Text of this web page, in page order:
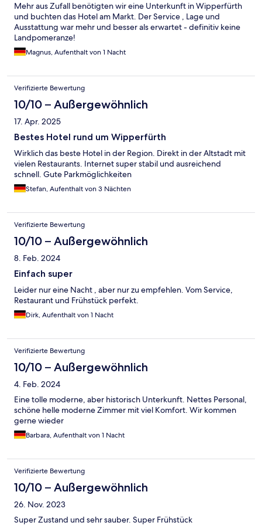
Mehr aus Zufall benötigten wir eine Unterkunft in Wipperfürth
und buchten das Hotel am Markt. Der Service , Lage und
Ausstattung war mehr und besser als erwartet - definitiv keine
Landpomeranze!
Magnus, Aufenthalt von 1 Nacht
Verifizierte Bewertung
10/10 – Außergewöhnlich
17. Apr. 2025
Bestes Hotel rund um Wipperfürth
Wirklich das beste Hotel in der Region. Direkt in der Altstadt mit
vielen Restaurants. Internet super stabil und ausreichend
schnell. Gute Parkmöglichkeiten
Stefan, Aufenthalt von 3 Nächten
Verifizierte Bewertung
10/10 – Außergewöhnlich
8. Feb. 2024
Einfach super
Leider nur eine Nacht , aber nur zu empfehlen. Vom Service,
Restaurant und Frühstück perfekt.
Dirk, Aufenthalt von 1 Nacht
Verifizierte Bewertung
10/10 – Außergewöhnlich
4. Feb. 2024
Eine tolle moderne, aber historisch Unterkunft. Nettes Personal,
schöne helle moderne Zimmer mit viel Komfort. Wir kommen
gerne wieder
Barbara, Aufenthalt von 1 Nacht
Verifizierte Bewertung
10/10 – Außergewöhnlich
26. Nov. 2023
Super Zustand und sehr sauber. Super Frühstück